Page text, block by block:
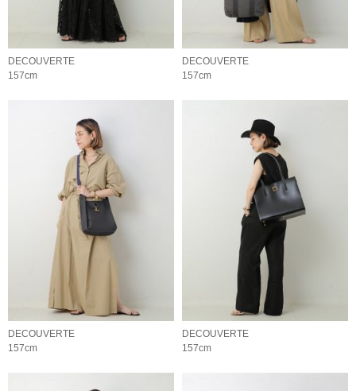
DECOUVERTE
157cm
DECOUVERTE
157cm
DECOUVERTE
157cm
DECOUVERTE
157cm